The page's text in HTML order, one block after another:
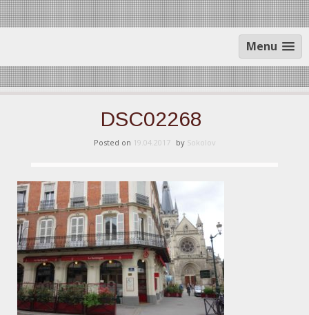
Menu
DSC02268
Posted on 19.04.2017 by Sokolov